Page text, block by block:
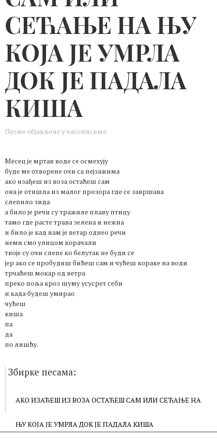
СЕЋАЊЕ НА ЊУ
КОЈА ЈЕ УМРЛА
ДОК ЈЕ ПАДАЛА
КИША
Песме објављене у часописима
Месец је мртав воде се осмехују
буде ме отворене очи са пејзажима
ако изађеш из воза остаћеш сам
она је отишла из малог прозора где се завршава
слепило зида
а било је речи су тражиле плаву птицу
тамо где расте трава зелена и нежна
и било је кад нам је ветар однео речи
неми смо улицом корачали
твоје су очи слепе ко белутак не буди се
јер ако се пробудиш бићеш сам и чућеш кораке на води
трчаћеш мокар од ветра
преко поља кроз шуму усусрет себи
и када будеш умирао
чућеш
киша
па
да
по лишћу.
Збирке песама:
АКО ИЗАЂЕШ ИЗ ВОЗА ОСТАЋЕШ САМ ИЛИ СЕЋАЊЕ НА
ЊУ КОЈА ЈЕ УМРЛА ДОК ЈЕ ПАДАЛА КИША